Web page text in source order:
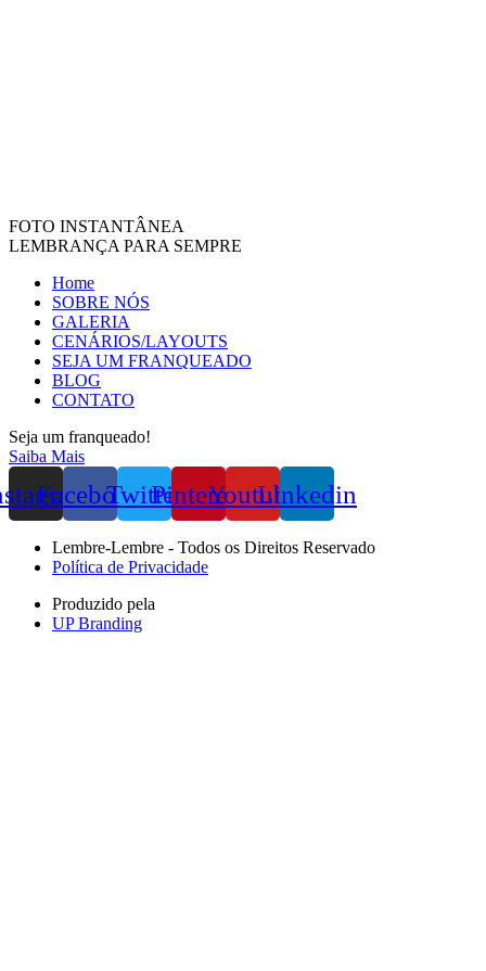
FOTO INSTANTÂNEA
LEMBRANÇA PARA SEMPRE
Home
SOBRE NÓS
GALERIA
CENÁRIOS/LAYOUTS
SEJA UM FRANQUEADO
BLOG
CONTATO
Seja um franqueado!
Saiba Mais
FacebookTwitterPinterestYoutubeLinkedin
Lembre-Lembre - Todos os Direitos Reservado
Política de Privacidade
Produzido pela
UP Branding